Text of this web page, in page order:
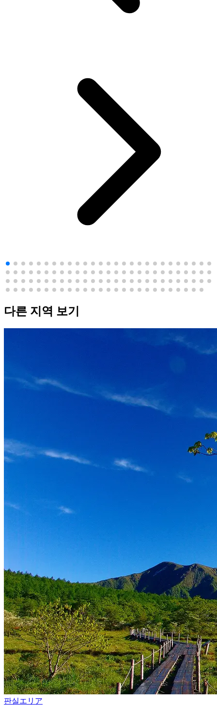
다른 지역 보기
판실エリア